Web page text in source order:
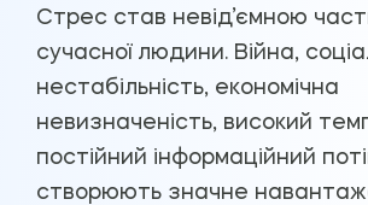
Стрес став невід’ємною
сучасної людини. Війна,
нестабільність, економічна
невизначеність, високий
постійний інформаційний
створюють значне